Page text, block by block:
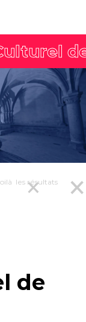
les résultats
de